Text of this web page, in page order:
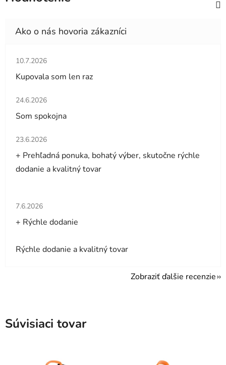
Hodnotenie obchodu je 5 z 5 hviezdičiek.
10.7.2026
Kupovala som len raz
Hodnotenie obchodu je 5 z 5 hviezdičiek.
24.6.2026
Som spokojna
Hodnotenie obchodu je 5 z 5 hviezdičiek.
23.6.2026
+ Prehľadná ponuka, bohatý výber, skutočne rýchle
dodanie a kvalitný tovar
Hodnotenie obchodu je 5 z 5 hviezdičiek.
7.6.2026
+ Rýchle dodanie
Rýchle dodanie a kvalitný tovar
Zobraziť ďalšie recenzie
Súvisiaci tovar